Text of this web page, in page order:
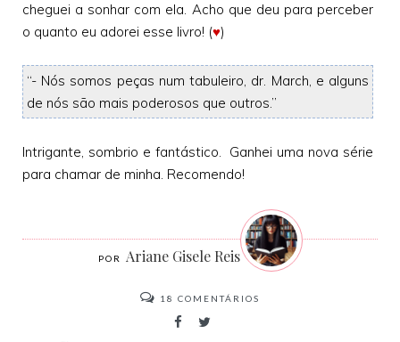
cheguei a sonhar com ela. Acho que deu para perceber
o quanto eu adorei esse livro! (♥)
“- Nós somos peças num tabuleiro, dr. March, e alguns
de nós são mais poderosos que outros.”
Intrigante, sombrio e fantástico. Ganhei uma nova série
para chamar de minha. Recomendo!
Ariane Gisele Reis
18 COMENTÁRIOS